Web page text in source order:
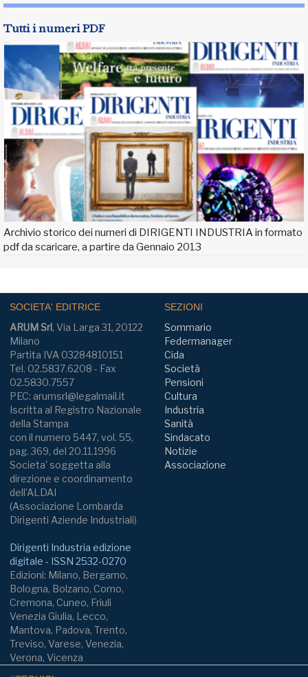
Tutti i numeri PDF
Archivio storico dei numeri di DIRIGENTI INDUSTRIA in formato
pdf da scaricare, a partire da Gennaio 2013
SOCIETA' EDITRICE
ARUM Srl, Via Larga 31, 20122
Milano
Partita IVA 03284810151
Tel. 02.5837.6208 - Fax
02.5830.7557
PEC: arumsrl@legalmail.it
Iscritta al Registro Nazionale
della Stampa
con il numero 5447, vol. 55,
pag. 369, del 20.11.1996
Societa' soggetta alla
direzione e coordinamento
dell'ALDAI
(Associazione Lombarda
Dirigenti Aziende Industriali)
Dirigenti Industria edizione
digitale - ISSN 2532-0270
Edizioni: Milano, Bergamo,
Bologna, Bolzano, Como,
Cremona, Cuneo, Friuli
Venezia Giulia, Lecco,
Mantova, Padova, Trento,
Treviso, Varese, Venezia,
Verona, Vicenza
SEZIONI
Sommario
Federmanager
Cida
Società
Pensioni
Cultura
Industria
Sanità
Sindacato
Notizie
Associazione